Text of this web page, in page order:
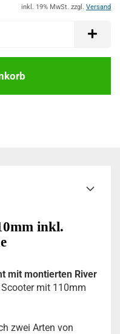
inkl. 19% MwSt. zzgl. Versand
inkl.
mit montierten River
mit 110mm
zwei Arten von